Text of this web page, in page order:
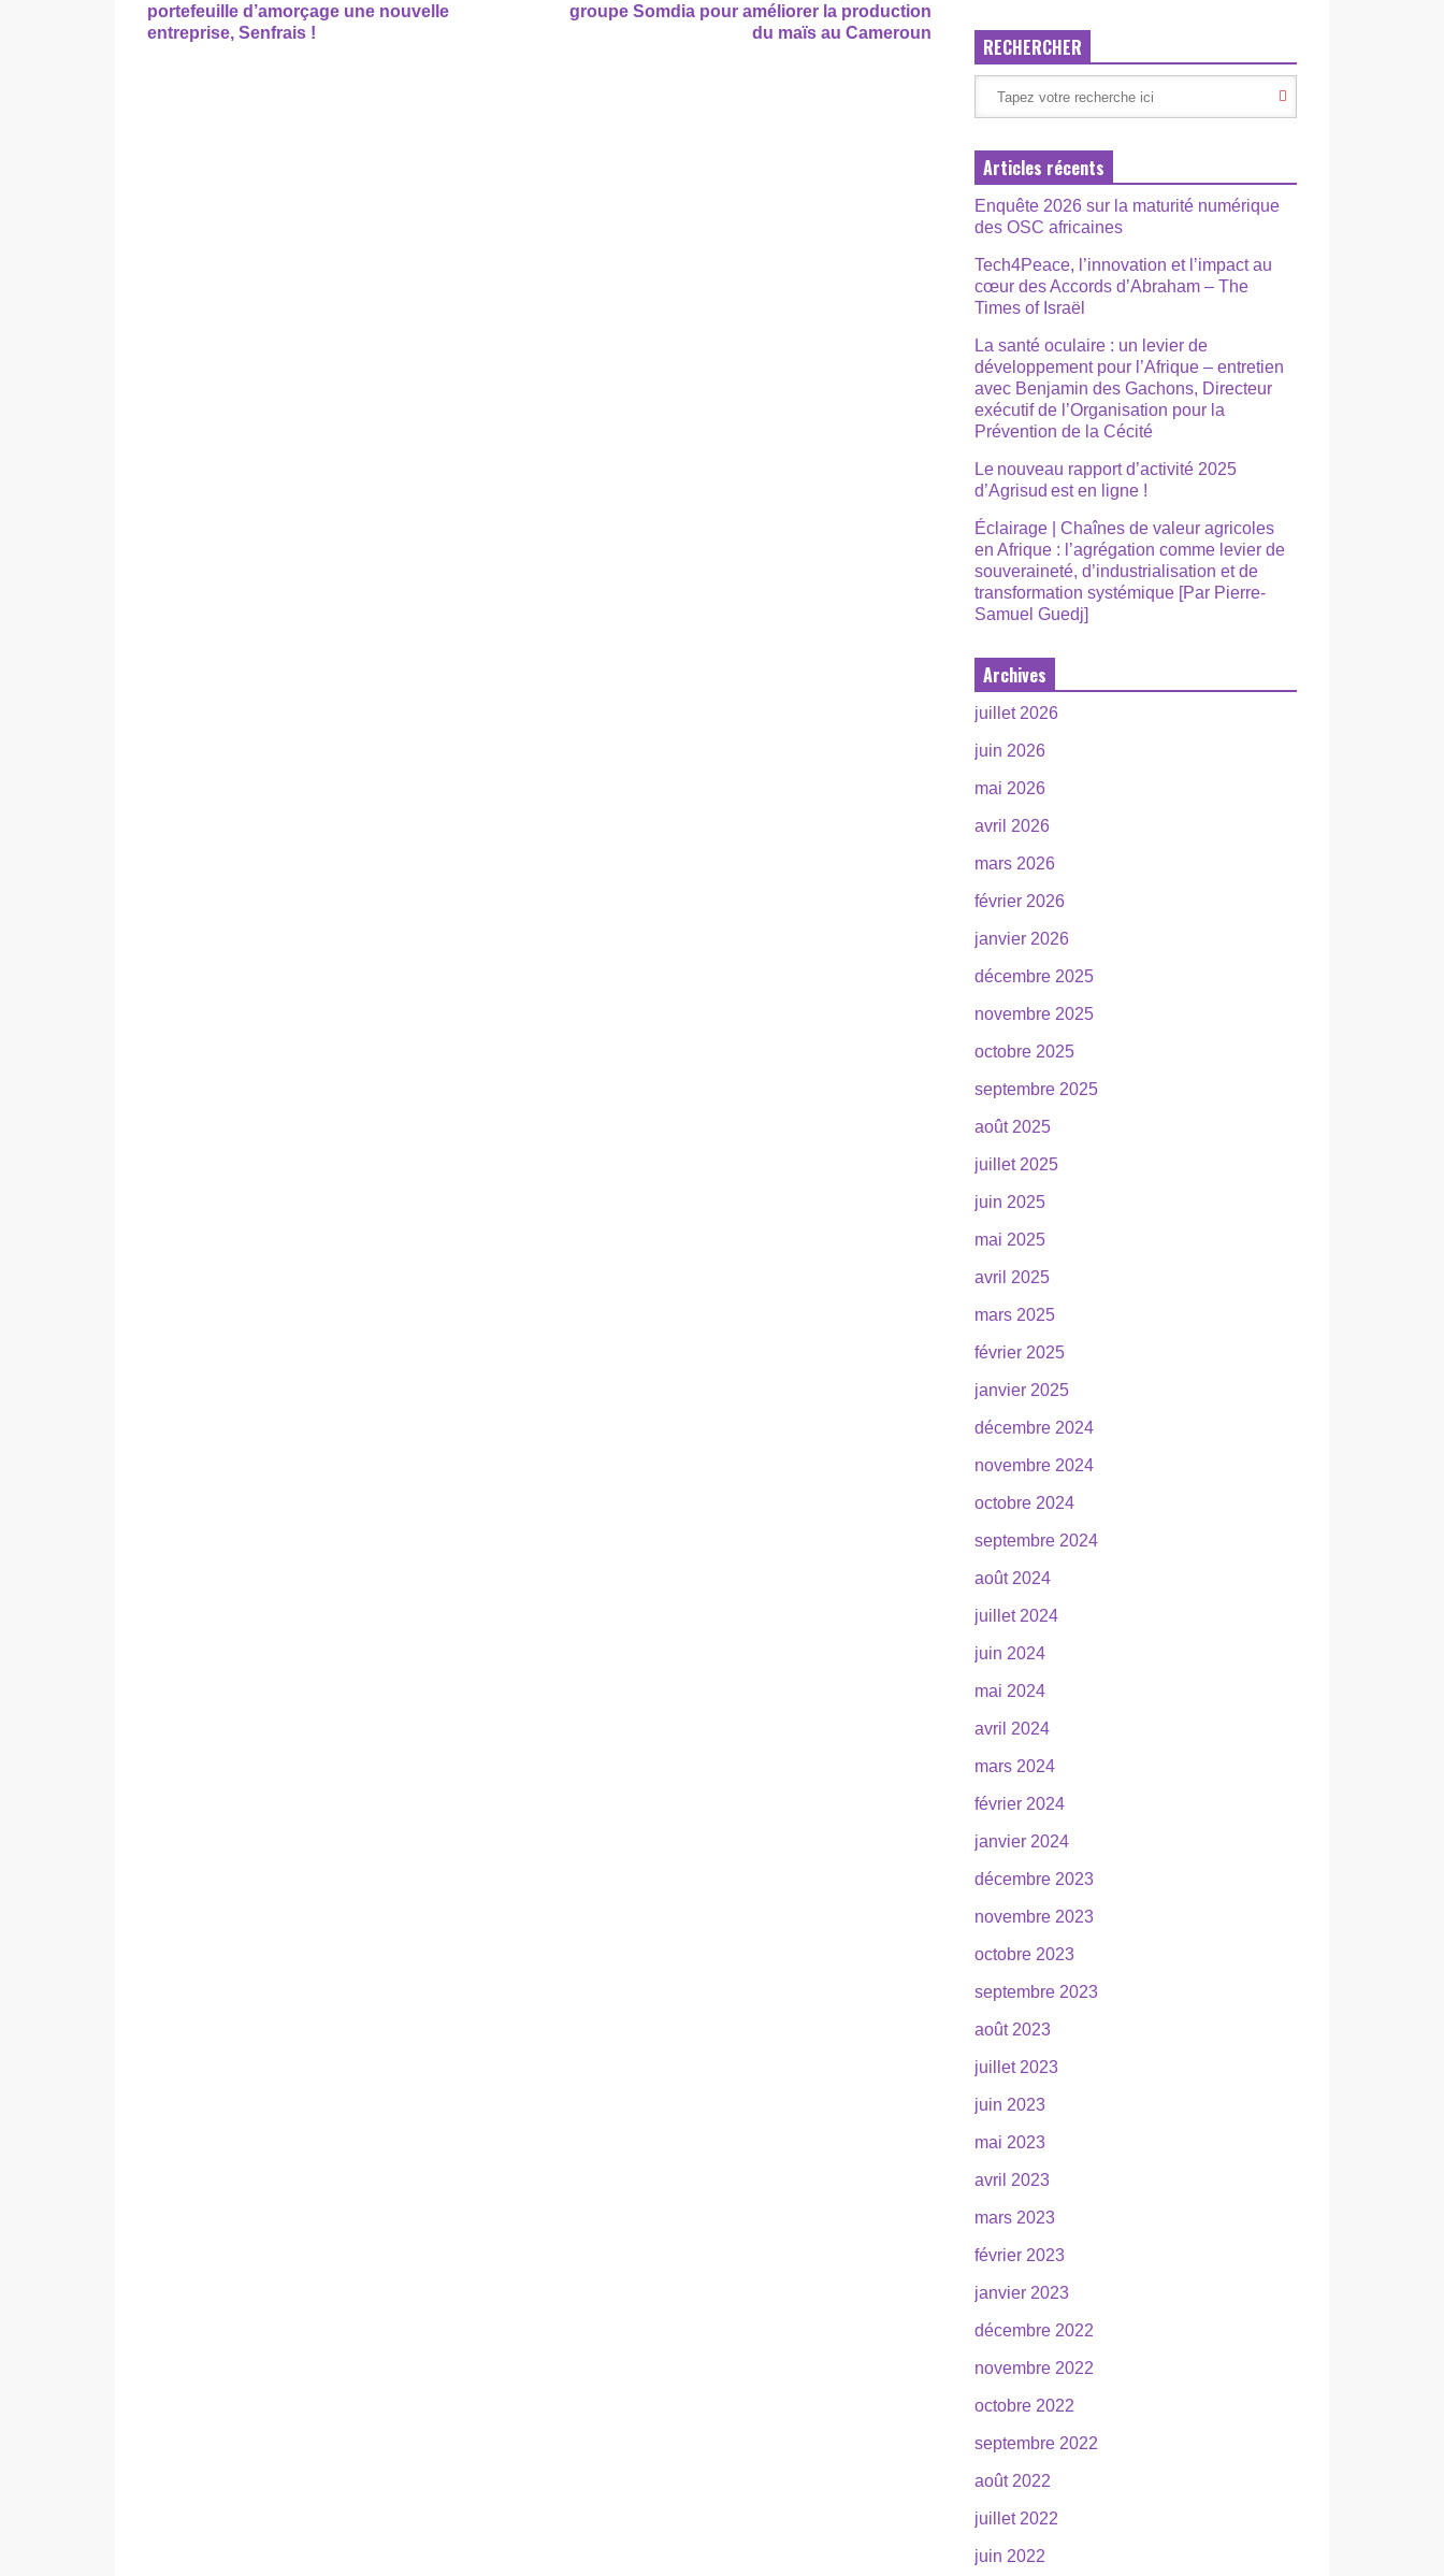
portefeuille d’amorçage une nouvelle
entreprise, Senfrais !
groupe Somdia pour améliorer la production
du maïs au Cameroun
RECHERCHER
Articles récents
Enquête 2026 sur la maturité numérique
des OSC africaines
Tech4Peace, l’innovation et l’impact au
cœur des Accords d’Abraham – The
Times of Israël
La santé oculaire : un levier de
développement pour l’Afrique – entretien
avec Benjamin des Gachons, Directeur
exécutif de l’Organisation pour la
Prévention de la Cécité
Le nouveau rapport d’activité 2025
d’Agrisud est en ligne !
Éclairage | Chaînes de valeur agricoles
en Afrique : l’agrégation comme levier de
souveraineté, d’industrialisation et de
transformation systémique [Par Pierre-
Samuel Guedj]
Archives
juillet 2026
juin 2026
mai 2026
avril 2026
mars 2026
février 2026
janvier 2026
décembre 2025
novembre 2025
octobre 2025
septembre 2025
août 2025
juillet 2025
juin 2025
mai 2025
avril 2025
mars 2025
février 2025
janvier 2025
décembre 2024
novembre 2024
octobre 2024
septembre 2024
août 2024
juillet 2024
juin 2024
mai 2024
avril 2024
mars 2024
février 2024
janvier 2024
décembre 2023
novembre 2023
octobre 2023
septembre 2023
août 2023
juillet 2023
juin 2023
mai 2023
avril 2023
mars 2023
février 2023
janvier 2023
décembre 2022
novembre 2022
octobre 2022
septembre 2022
août 2022
juillet 2022
juin 2022